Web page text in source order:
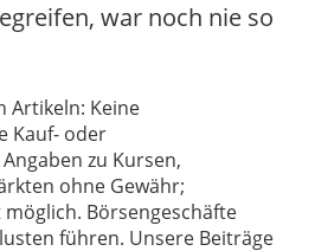
war noch nie so
Artikeln: Keine
Kauf- oder
zu Kursen,
ohne Gewähr;
Börsengeschäfte
führen. Unsere Beiträge